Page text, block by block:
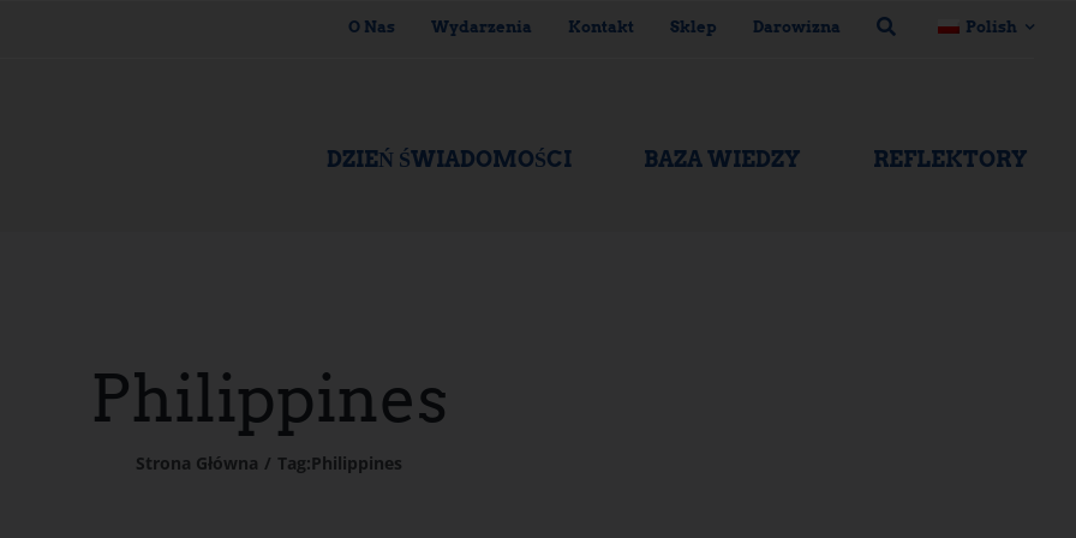
O Nas Wydarzenia Kontakt Sklep Darowizna Polish
DZIEŃ ŚWIADOMOŚCI BAZA WIEDZY REFLEKTORY
Philippines
Strona Główna Tag:Philippines